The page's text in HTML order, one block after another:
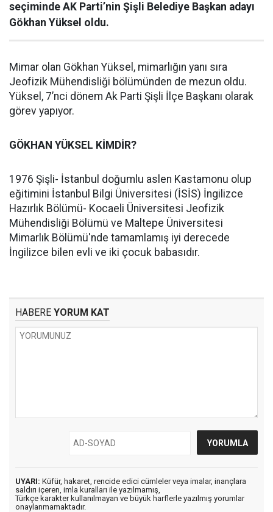
seçiminde AK Parti’nin Şişli Belediye Başkan adayı
Gökhan Yüksel oldu.
Mimar olan Gökhan Yüksel, mimarlığın yanı sıra
Jeofizik Mühendisliği bölümünden de mezun oldu.
Yüksel, 7’nci dönem Ak Parti Şişli İlçe Başkanı olarak
görev yapıyor.
GÖKHAN YÜKSEL KİMDİR?
1976 Şişli- İstanbul doğumlu aslen Kastamonu olup
eğitimini İstanbul Bilgi Üniversitesi (İSİS) İngilizce
Hazırlık Bölümü- Kocaeli Üniversitesi Jeofizik
Mühendisliği Bölümü ve Maltepe Üniversitesi
Mimarlık Bölümü'nde tamamlamış iyi derecede
İngilizce bilen evli ve iki çocuk babasıdır.
HABERE YORUM KAT
UYARI: Küfür, hakaret, rencide edici cümleler veya imalar, inançlara
saldırı içeren, imla kuralları ile yazılmamış,
Türkçe karakter kullanılmayan ve büyük harflerle yazılmış yorumlar
onaylanmamaktadır.